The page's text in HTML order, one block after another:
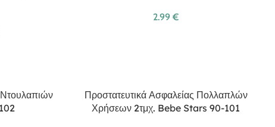
2.99 €
Ντουλαπιών
Προστατευτικά Ασφαλείας Πολλαπλών
Χρήσεων 2τμχ. Bebe Stars 90-101